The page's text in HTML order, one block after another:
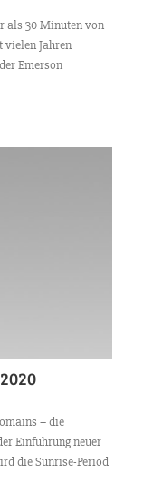
als 30 Minuten von
vielen Jahren
Emerson
– die
Einführung neuer
die Sunrise-Period